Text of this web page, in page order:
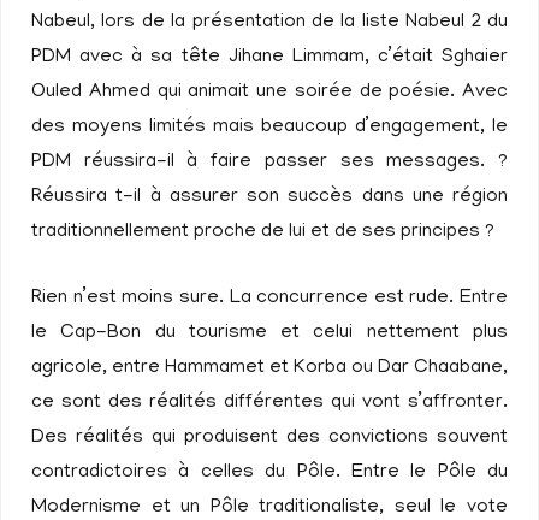
Nabeul, lors de la présentation de la liste Nabeul 2 du
PDM avec à sa tête Jihane Limmam, c’était Sghaier
Ouled Ahmed qui animait une soirée de poésie. Avec
des moyens limités mais beaucoup d’engagement, le
PDM réussira-il à faire passer ses messages. ?
Réussira t-il à assurer son succès dans une région
traditionnellement proche de lui et de ses principes ?
Rien n’est moins sure. La concurrence est rude. Entre
le Cap-Bon du tourisme et celui nettement plus
agricole, entre Hammamet et Korba ou Dar Chaabane,
ce sont des réalités différentes qui vont s’affronter.
Des réalités qui produisent des convictions souvent
contradictoires à celles du Pôle. Entre le Pôle du
Modernisme et un Pôle traditionaliste, seul le vote